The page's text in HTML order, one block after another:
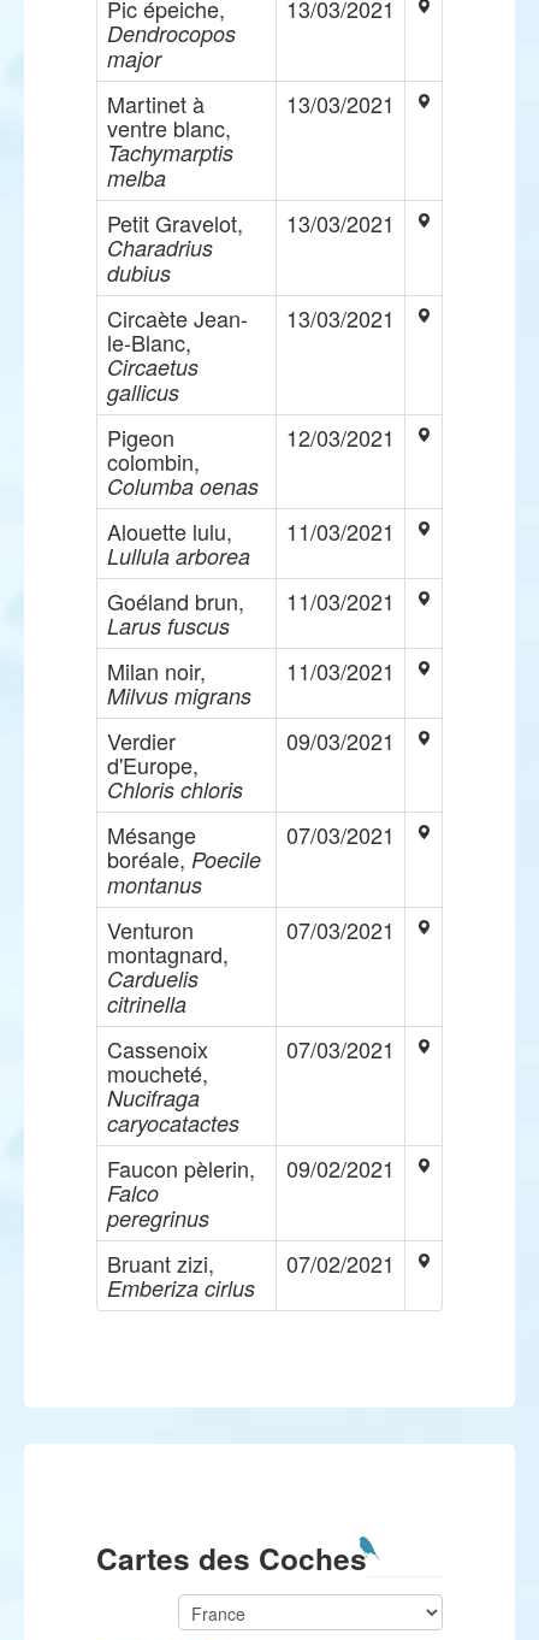
Pic épeiche,
Dendrocopos
major
13/03/2021
Martinet à
ventre blanc,
Tachymarptis
melba
13/03/2021
Petit Gravelot,
Charadrius
dubius
13/03/2021
Circaète Jean-
le-Blanc,
Circaetus
gallicus
13/03/2021
Pigeon
colombin,
Columba oenas
12/03/2021
Alouette lulu,
Lullula arborea
11/03/2021
Goéland brun,
Larus fuscus
11/03/2021
Milan noir,
Milvus migrans
11/03/2021
Verdier
d'Europe,
Chloris chloris
09/03/2021
Mésange
boréale, Poecile
montanus
07/03/2021
Venturon
montagnard,
Carduelis
citrinella
07/03/2021
Cassenoix
moucheté,
Nucifraga
caryocatactes
07/03/2021
Faucon pèlerin,
Falco
peregrinus
09/02/2021
Bruant zizi,
Emberiza cirlus
07/02/2021
Cartes des Coches